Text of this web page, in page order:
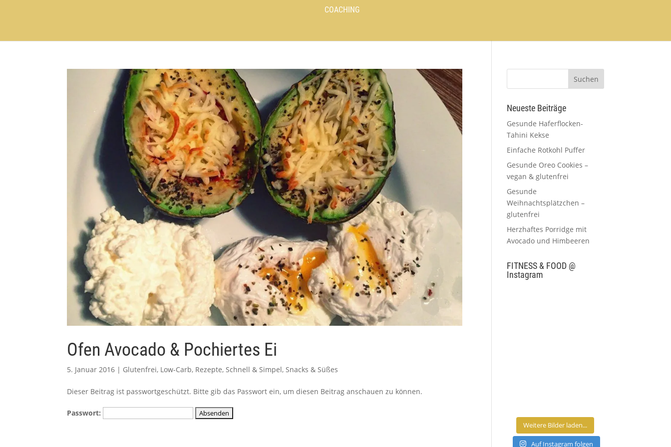
COACHING
Ofen Avocado & Pochiertes Ei
5. Januar 2016 | Glutenfrei, Low-Carb, Rezepte, Schnell & Simpel, Snacks & Süßes
Dieser Beitrag ist passwortgeschützt. Bitte gib das Passwort ein, um diesen Beitrag anschauen zu können.
Passwort:
Neueste Beiträge
Gesunde Haferflocken-
Tahini Kekse
Einfache Rotkohl Puffer
Gesunde Oreo Cookies –
vegan & glutenfrei
Gesunde
Weihnachtsplätzchen –
glutenfrei
Herzhaftes Porridge mit
Avocado und Himbeeren
FITNESS & FOOD @
Instagram
Weitere Bilder laden...
Auf Instagram folgen